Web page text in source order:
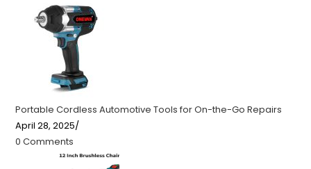
Portable Cordless Automotive Tools for On-the-Go Repairs
April 28, 2025/
0 Comments